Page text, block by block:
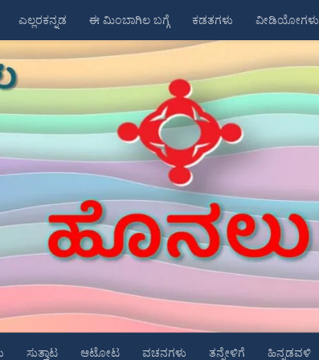
ಎಲ್ಲರಕನ್ನಡ ಈ ಮಿಂಬಾಗಿಲ ಬಗ್ಗೆ ಕಡತಗಳು ವೀಡಿಯೋಗಳು
ಸುತ್ತಾಟ ಆಟೋಟ ವಚನಗಳು ತನ್ನೇಳಿಗೆ ಹಿನ್ನಡವಳಿ